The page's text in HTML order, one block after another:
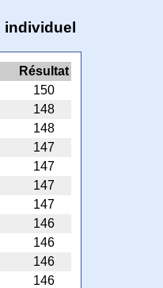
Résultat
150
148
148
147
147
147
147
146
146
146
146